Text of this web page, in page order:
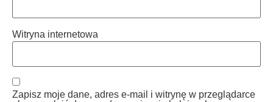
Witryna internetowa
Zapisz moje dane, adres e-mail i witrynę w przeglądarce